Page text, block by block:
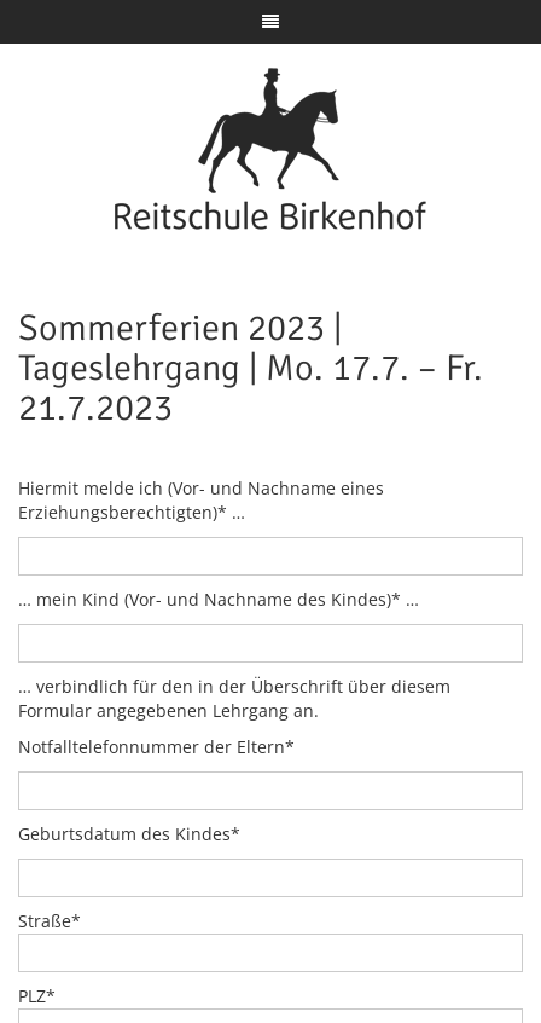
Sommerferien 2023 |
Tageslehrgang | Mo. 17.7. – Fr.
21.7.2023
Hiermit melde ich (Vor- und Nachname eines
Erziehungsberechtigten)* …
… mein Kind (Vor- und Nachname des Kindes)* …
… verbindlich für den in der Überschrift über diesem
Formular angegebenen Lehrgang an.
Notfalltelefonnummer der Eltern*
Geburtsdatum des Kindes*
Straße*
PLZ*